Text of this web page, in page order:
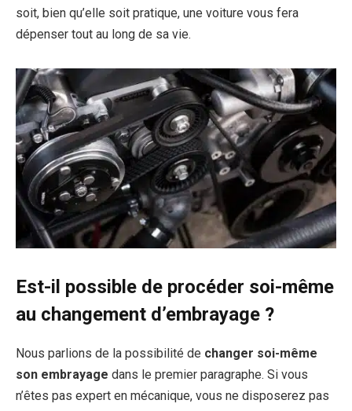
soit, bien qu’elle soit pratique, une voiture vous fera
dépenser tout au long de sa vie.
Est-il possible de procéder soi-même
au changement d’embrayage ?
Nous parlions de la possibilité de changer soi-même
son embrayage dans le premier paragraphe. Si vous
n’êtes pas expert en mécanique, vous ne disposerez pas